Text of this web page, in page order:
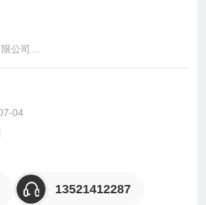
公司
设备配件
控机电设备、仪器仪表、零配件，保证*。
04
13521412287